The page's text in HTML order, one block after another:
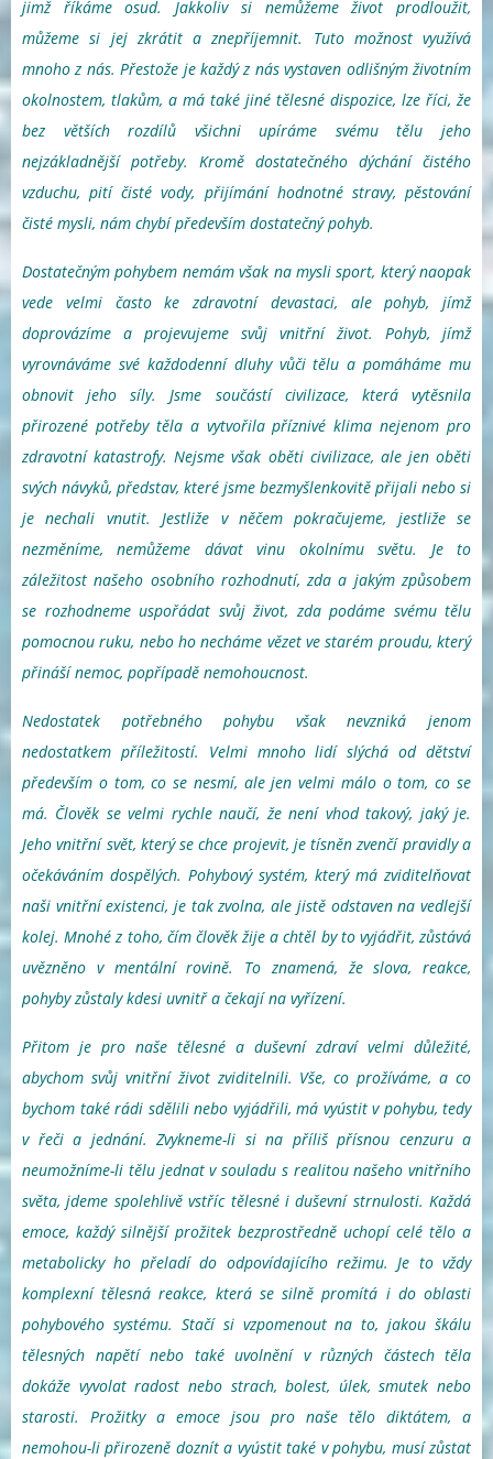
jimž říkáme osud. Jakkoliv si nemůžeme život prodloužit,
můžeme si jej zkrátit a znepříjemnit. Tuto možnost využívá
mnoho z nás. Přestože je každý z nás vystaven odlišným životním
okolnostem, tlakům, a má také jiné tělesné dispozice, lze říci, že
bez větších rozdílů všichni upíráme svému tělu jeho
nejzákladnější potřeby. Kromě dostatečného dýchání čistého
vzduchu, pití čisté vody, přijímání hodnotné stravy, pěstování
čisté mysli, nám chybí především dostatečný pohyb.
Dostatečným pohybem nemám však na mysli sport, který naopak
vede velmi často ke zdravotní devastaci, ale pohyb, jímž
doprovázíme a projevujeme svůj vnitřní život. Pohyb, jímž
vyrovnáváme své každodenní dluhy vůči tělu a pomáháme mu
obnovit jeho síly. Jsme součástí civilizace, která vytěsnila
přirozené potřeby těla a vytvořila příznivé klima nejenom pro
zdravotní katastrofy. Nejsme však oběti civilizace, ale jen oběti
svých návyků, představ, které jsme bezmyšlenkovitě přijali nebo si
je nechali vnutit. Jestliže v něčem pokračujeme, jestliže se
nezměníme, nemůžeme dávat vinu okolnímu světu. Je to
záležitost našeho osobního rozhodnutí, zda a jakým způsobem
se rozhodneme uspořádat svůj život, zda podáme svému tělu
pomocnou ruku, nebo ho necháme vězet ve starém proudu, který
přináší nemoc, popřípadě nemohoucnost.
Nedostatek potřebného pohybu však nevzniká jenom
nedostatkem příležitostí. Velmi mnoho lidí slýchá od dětství
především o tom, co se nesmí, ale jen velmi málo o tom, co se
má. Člověk se velmi rychle naučí, že není vhod takový, jaký je.
Jeho vnitřní svět, který se chce projevit, je tísněn zvenčí pravidly a
očekáváním dospělých. Pohybový systém, který má zviditelňovat
naši vnitřní existenci, je tak zvolna, ale jistě odstaven na vedlejší
kolej. Mnohé z toho, čím člověk žije a chtěl by to vyjádřit, zůstává
uvězněno v mentální rovině. To znamená, že slova, reakce,
pohyby zůstaly kdesi uvnitř a čekají na vyřízení.
Přitom je pro naše tělesné a duševní zdraví velmi důležité,
abychom svůj vnitřní život zviditelnili. Vše, co prožíváme, a co
bychom také rádi sdělili nebo vyjádřili, má vyústit v pohybu, tedy
v řeči a jednání. Zvykneme-li si na příliš přísnou cenzuru a
neumožníme-li tělu jednat v souladu s realitou našeho vnitřního
světa, jdeme spolehlivě vstříc tělesné i duševní strnulosti. Každá
emoce, každý silnější prožitek bezprostředně uchopí celé tělo a
metabolicky ho přeladí do odpovídajícího režimu. Je to vždy
komplexní tělesná reakce, která se silně promítá i do oblasti
pohybového systému. Stačí si vzpomenout na to, jakou škálu
tělesných napětí nebo také uvolnění v různých částech těla
dokáže vyvolat radost nebo strach, bolest, úlek, smutek nebo
starosti. Prožitky a emoce jsou pro naše tělo diktátem, a
nemohou-li přirozeně doznít a vyústit také v pohybu, musí zůstat